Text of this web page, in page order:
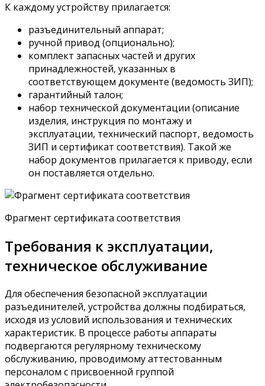
К каждому устройству прилагается:
разъединительный аппарат;
ручной привод (опционально);
комплект запасных частей и других
принадлежностей, указанных в
соответствующем документе (ведомость ЗИП);
гарантийный талон;
набор технической документации (описание
изделия, инструкция по монтажу и
эксплуатации, технический паспорт, ведомость
ЗИП и сертификат соответствия). Такой же
набор документов прилагается к приводу, если
он поставляется отдельно.
Фрагмент сертификата соответствия
Требования к эксплуатации,
техническое обслуживание
Для обеспечения безопасной эксплуатации
разъединителей, устройства должны подбираться,
исходя из условий использования и технических
характеристик. В процессе работы аппараты
подвергаются регулярному техническому
обслуживанию, проводимому аттестованным
персоналом с присвоенной группой